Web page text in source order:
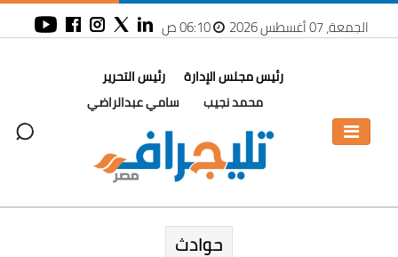
الجمعة، 07 أغسطس 2026 06:10 ص
رئيس مجلس الإدارة
محمد نجيب
رئيس التحرير
سامي عبدالراضي
حوادث